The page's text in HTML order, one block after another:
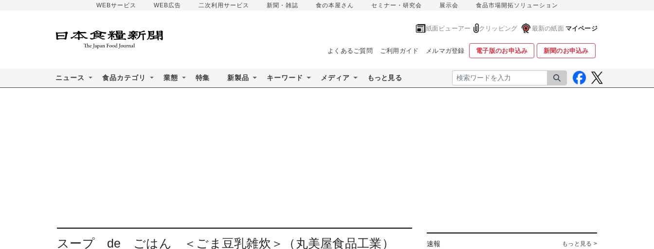
WEBサービス WEB広告 二次利用サービス 新聞・雑誌 食の本屋さん セミナー・研究会 展示会 食品市場開拓ソリューション
紙面ビューアー クリッピング 最新の紙面 マイページ
よくあるご質問 ご利用ガイド メルマガ登録 電子版のお申込み 新聞のお申込み
ニュース 食品カテゴリ 業態 特集 新製品 キーワード メディア もっと見る 検索
スープ de ごはん ＜ごま豆乳雑炊＞（丸美屋食品工業）
速報 もっと見る >